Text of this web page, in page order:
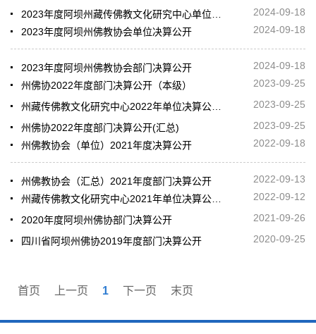
2024-09-18
2023年度阿坝州佛教协会单位决算公开
2024-09-18
2023年度阿坝州佛教协会部门决算公开
2024-09-18
州佛协2022年度部门决算公开（本级）
2023-09-25
2023-09-25
州佛协2022年度部门决算公开(汇总)
2023-09-25
州佛教协会（单位）2021年度决算公开
2022-09-18
州佛教协会（汇总）2021年度部门决算公开
2022-09-13
2022-09-12
2020年度阿坝州佛协部门决算公开 2021-09-26
四川省阿坝州佛协2019年度部门决算公开 2020-09-25
首页 上一页 1 下一页 末页